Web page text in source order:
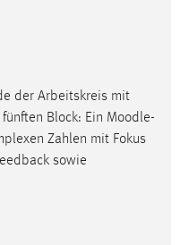
der Arbeitskreis mit
Block: Ein Moodle-
Zahlen mit Fokus
sowie